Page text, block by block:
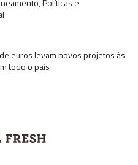
Políticas e
euros levam novos projetos às
todo o país